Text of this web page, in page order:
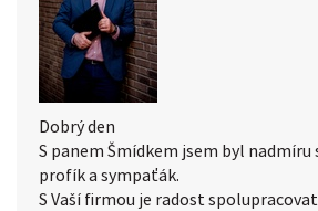
Dobrý den
S panem Šmídkem jsem byl
profík a sympaťák.
S Vaší firmou je radost